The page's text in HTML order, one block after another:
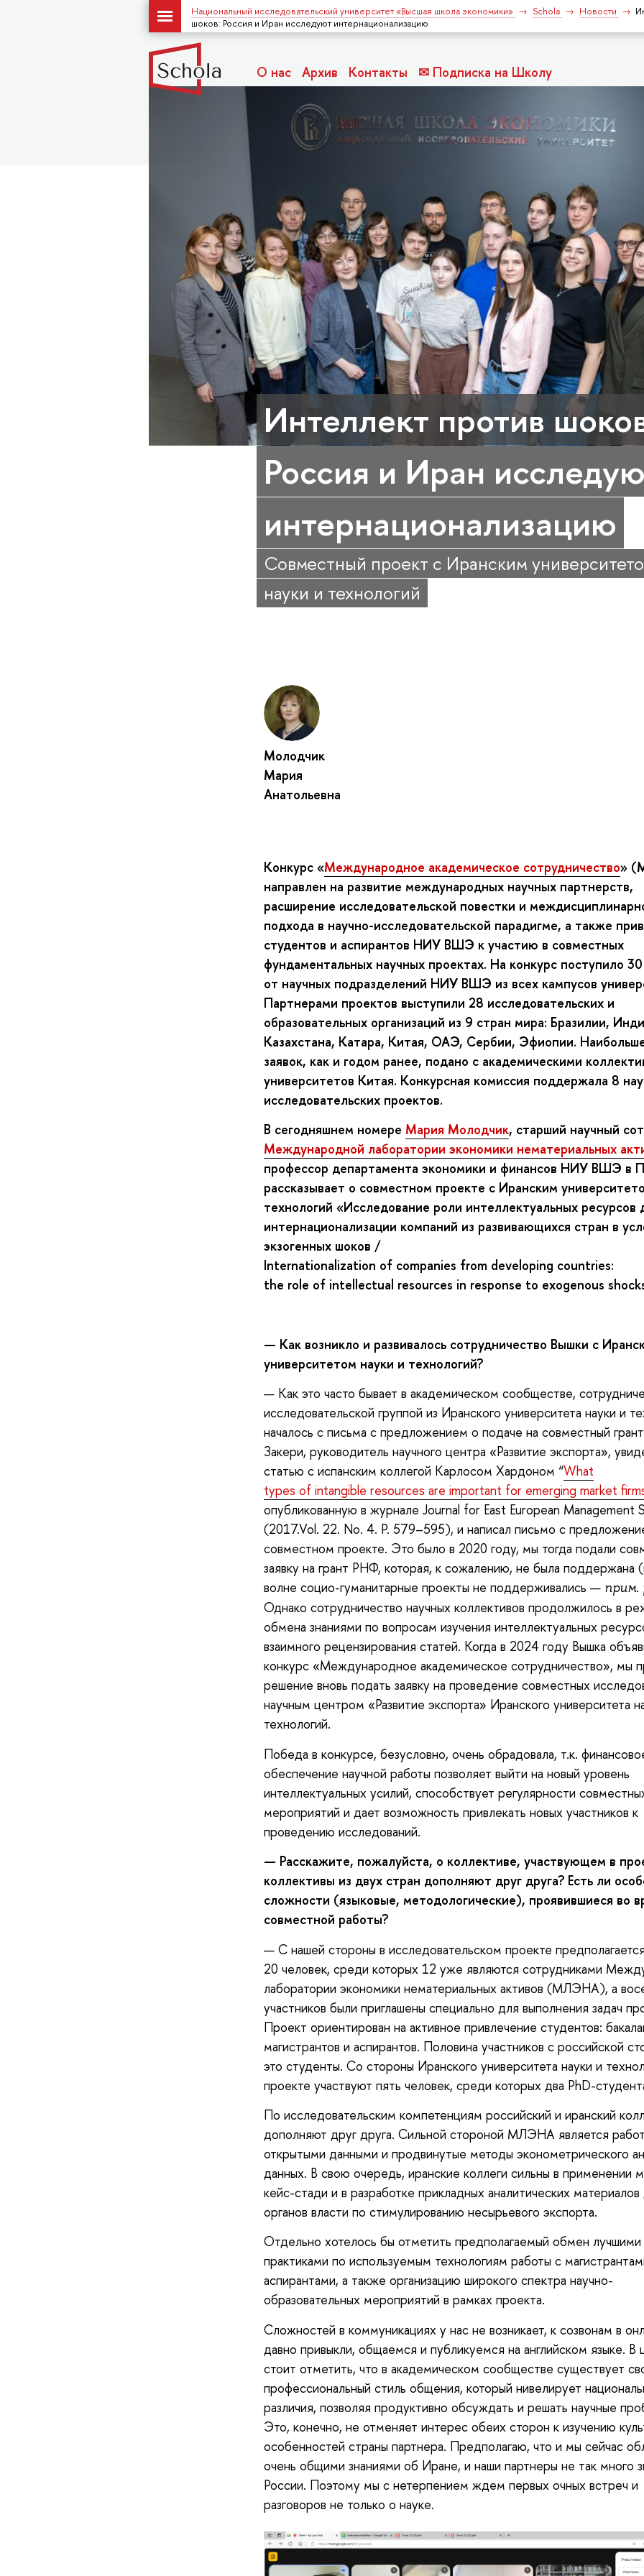
Национальный исследовательский университет «Высшая школа экономики» Schola Новости
шоков: Россия и Иран исследуют интернационализацию
О нас Архив Контакты ✉ Подписка на Школу
Интеллект против
Россия и Иран
интернационализацию
Совместный проект с Иранским
науки и технологий
Молодчик
Мария
Анатольевна
Конкурс «Международное академическое сотрудничество»
направлен на развитие международных научных партнерств,
расширение исследовательской повестки и
подхода в научно-исследовательской парадигме, а также
студентов и аспирантов НИУ ВШЭ к участию в совместных
фундаментальных научных проектах. На конкурс поступило 30
от научных подразделений НИУ ВШЭ из всех кампусов
Партнерами проектов выступили 28 исследовательских и
образовательных организаций из 9 стран мира: Бразилии,
Казахстана, Катара, Китая, ОАЭ, Сербии, Эфиопии.
заявок, как и годом ранее, подано с академическими
университетов Китая. Конкурсная комиссия поддержала 8
исследовательских проектов.
В сегодняшнем номере Мария Молодчик, старший научный
Международной лаборатории экономики нематериальных
профессор департамента экономики и финансов НИУ ВШЭ в
рассказывает о совместном проекте с Иранским
технологий «Исследование роли интеллектуальных ресурсов
интернационализации компаний из развивающихся стран в
экзогенных шоков /
Internationalization of companies from developing countries:
the role of intellectual resources in response to exogenous
— Как возникло и развивалось сотрудничество Вышки с
университетом науки и технологий?
— Как это часто бывает в академическом сообществе,
исследовательской группой из Иранского университета науки и
началось с письма с предложением о подаче на совместный
Закери, руководитель научного центра «Развитие экспорта»,
статью с испанским коллегой Карлосом Хардоном “What
types of intangible resources are important for emerging market
опубликованную в журнале Journal for East European Management
(2017.Vol. 22. No. 4. P. 579–595), и написал письмо с
совместном проекте. Это было в 2020 году, мы тогда подали
заявку на грант РНФ, которая, к сожалению, не была поддержана
волне социо-гуманитарные проекты не поддерживались — прим.
Однако сотрудничество научных коллективов продолжилось в
обмена знаниями по вопросам изучения интеллектуальных
взаимного рецензирования статей. Когда в 2024 году Вышка
конкурс «Международное академическое сотрудничество», мы
решение вновь подать заявку на проведение совместных
научным центром «Развитие экспорта» Иранского университета
технологий.
Победа в конкурсе, безусловно, очень обрадовала, т.к.
обеспечение научной работы позволяет выйти на новый уровень
интеллектуальных усилий, способствует регулярности
мероприятий и дает возможность привлекать новых участников к
проведению исследований.
— Расскажите, пожалуйста, о коллективе, участвующем в
коллективы из двух стран дополняют друг друга? Есть ли
сложности (языковые, методологические), проявившиеся во
совместной работы?
— С нашей стороны в исследовательском проекте
20 человек, среди которых 12 уже являются сотрудниками
лаборатории экономики нематериальных активов (МЛЭНА), а
участников были приглашены специально для выполнения задач
Проект ориентирован на активное привлечение студентов:
магистрантов и аспирантов. Половина участников с российской
это студенты. Со стороны Иранского университета науки и
проекте участвуют пять человек, среди которых два PhD-
По исследовательским компетенциям российский и иранский
дополняют друг друга. Сильной стороной МЛЭНА является
открытыми данными и продвинутые методы эконометрического
данных. В свою очередь, иранские коллеги сильны в применении
кейс-стади и в разработке прикладных аналитических материалов
органов власти по стимулированию несырьевого экспорта.
Отдельно хотелось бы отметить предполагаемый обмен лучшими
практиками по используемым технологиям работы с
аспирантами, а также организацию широкого спектра научно-
образовательных мероприятий в рамках проекта.
Сложностей в коммуникациях у нас не возникает, к созвонам в
давно привыкли, общаемся и публикуемся на английском языке. В
стоит отметить, что в академическом сообществе существует
профессиональный стиль общения, который нивелирует
различия, позволяя продуктивно обсуждать и решать научные
Это, конечно, не отменяет интерес обеих сторон к изучению
особенностей страны партнера. Предполагаю, что и мы сейчас
очень общими знаниями об Иране, и наши партнеры не так много
России. Поэтому мы с нетерпением ждем первых очных встреч и
разговоров не только о науке.